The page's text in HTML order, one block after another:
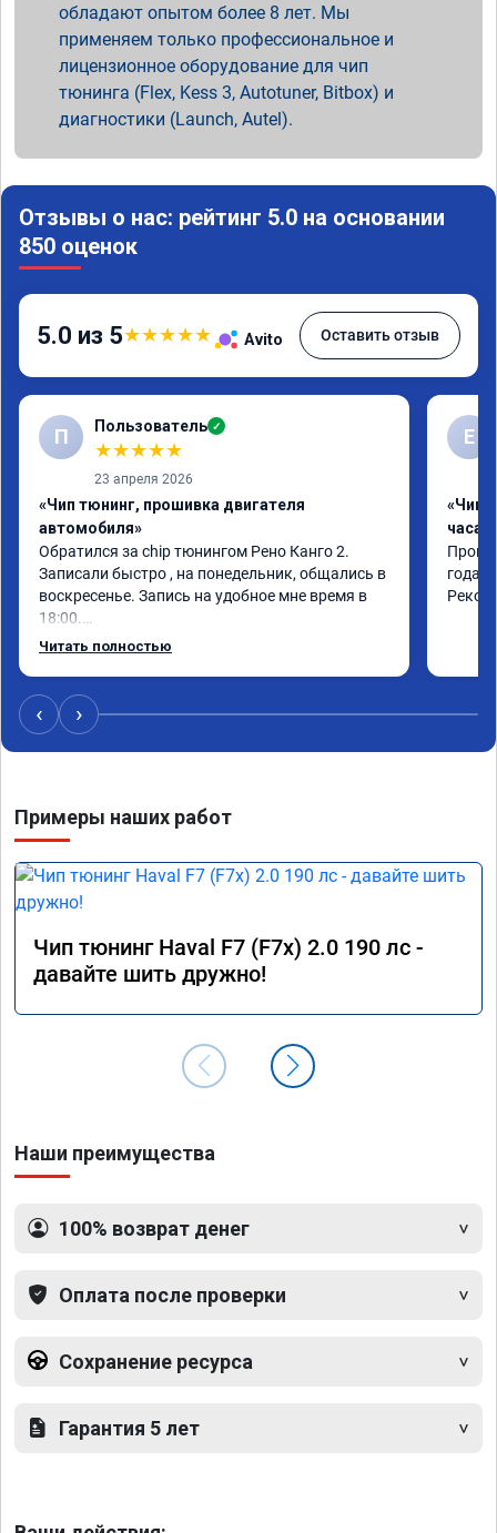
обладают опытом более 8 лет. Мы
применяем только профессиональное и
лицензионное оборудование для чип
тюнинга (Flex, Kess 3, Autotuner, Bitbox) и
диагностики (Launch, Autel).
Отзывы о нас: рейтинг 5.0 на основании
850 оценок
5.0 из 5★★★★★ Avito Оставить отзыв
П Пользователь ✓
★★★★★
23 апреля 2026
«Чип тюнинг, прошивка двигателя
автомобиля»
Обратился за chip тюнингом Рено Канго 2.
Записали быстро , на понедельник, общались в
воскресенье. Запись на удобное мне время в
18:00.
Работу выполнили за 30 минут, качественно,
Читать полностью
Е
«Чип
часа»
года.
‹ ›
Примеры наших работ
Чип тюнинг Haval F7 (F7x) 2.0 190 лс -
давайте шить дружно!
Наши преимущества
100% возврат денег
Оплата после проверки
Сохранение ресурса
Гарантия 5 лет